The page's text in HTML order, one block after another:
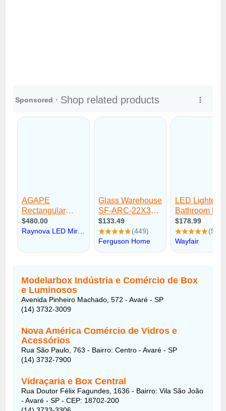
Modelarbox Indústria e Comércio de Box
e Luminosos
Avenida Pinheiro Machado, 572 - Avaré - SP
(14) 3732-3009
Nova América Comércio de Vidros e
Acessórios
Rua São Paulo, 763- Bairro: Centro - Avaré - SP
(14) 3732-7900
Vidraçaria e Box Central
Rua Doutor Félix Fagundes, 1636- Bairro: Vila São João
- Avaré - SP - CEP: 18702-200